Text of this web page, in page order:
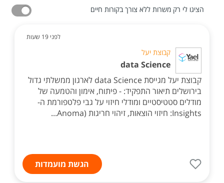
הציגו לי רק משרות ללא צורך בקורות חיים
לפני 19 שעות
קבוצת יעל
data Science
קבוצת יעל מגייסת data Science לארגון ממשלתי גדול
בירושלים תיאור התפקיד: - פיתוח, אימון והטמעה של
מודלים סטטיסטיים ומודלי חיזוי על גבי פלטפורמת ה-
Insights: חיזוי הוצאות, זיהוי חריגות (Anoma...
הגשת מועמדות